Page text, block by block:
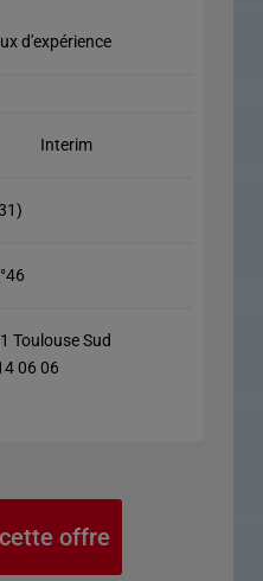
d'expérience
Interim
Toulouse Sud
06 06
offre